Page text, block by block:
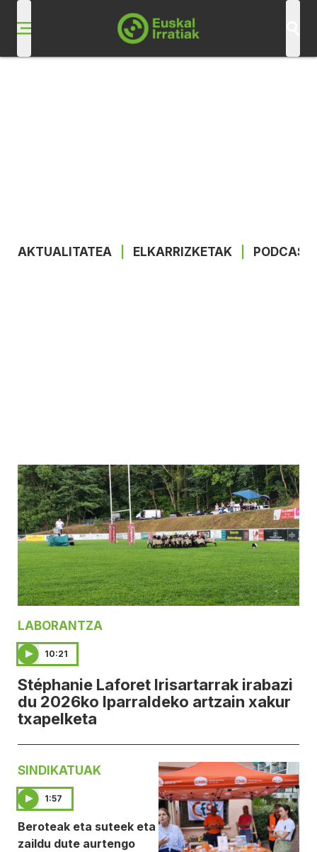
AKTUALITATEA ELKARRIZKETAK
LABORANTZA
10:21
Stéphanie Laforet Irisartarrak irabazi
du 2026ko Iparraldeko artzain xakur
txapelketa
SINDIKATUAK
1:57
Beroteak eta suteek eta
zaildu dute aurtengo